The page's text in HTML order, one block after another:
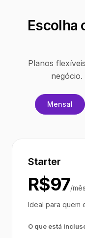
Escolha
Planos
negócio.
Mensal
Starter
R$97/
Ideal para quem
O que está